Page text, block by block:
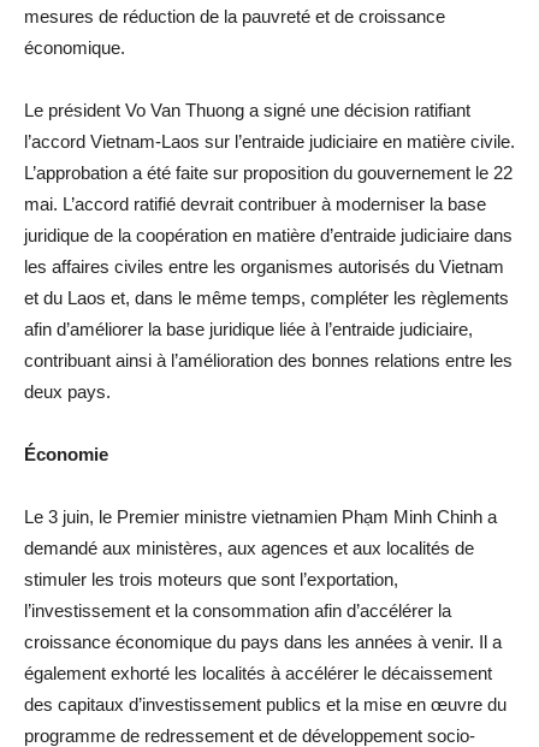
mesures de réduction de la pauvreté et de croissance
économique.
Le président Vo Van Thuong a signé une décision ratifiant
l’accord Vietnam-Laos sur l’entraide judiciaire en matière civile.
L’approbation a été faite sur proposition du gouvernement le 22
mai. L’accord ratifié devrait contribuer à moderniser la base
juridique de la coopération en matière d’entraide judiciaire dans
les affaires civiles entre les organismes autorisés du Vietnam
et du Laos et, dans le même temps, compléter les règlements
afin d’améliorer la base juridique liée à l’entraide judiciaire,
contribuant ainsi à l’amélioration des bonnes relations entre les
deux pays.
Économie
Le 3 juin, le Premier ministre vietnamien Phạm Minh Chinh a
demandé aux ministères, aux agences et aux localités de
stimuler les trois moteurs que sont l’exportation,
l’investissement et la consommation afin d’accélérer la
croissance économique du pays dans les années à venir. Il a
également exhorté les localités à accélérer le décaissement
des capitaux d’investissement publics et la mise en œuvre du
programme de redressement et de développement socio-